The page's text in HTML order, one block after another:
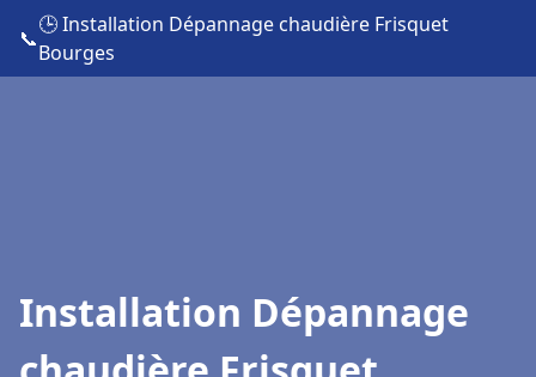
📞
🕒 Installation Dépannage chaudière Frisquet
Bourges
Installation Dépannage